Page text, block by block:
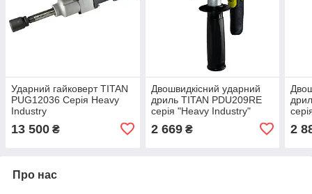
Ударний гайковерт TITAN
PUG12036 Серія Heavy
Industry
13 500 ₴
Двошвидкісний ударний
дриль TITAN PDU209RE
серія "Heavy Industry"
2 669₴ 2
Про нас